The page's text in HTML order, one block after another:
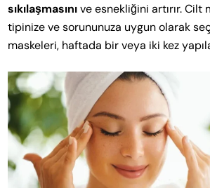
sıkılaşmasınıve esnekliğini artırır. Cilt
tipinize ve sorununuza uygun olarak
maskeleri, haftada bir veya iki kez